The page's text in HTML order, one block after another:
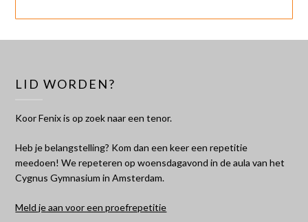
LID WORDEN?
Koor Fenix is op zoek naar een tenor.
Heb je belangstelling? Kom dan een keer een repetitie
meedoen! We repeteren op woensdagavond in de aula van het
Cygnus Gymnasium in Amsterdam.
Meld je aan voor een proefrepetitie